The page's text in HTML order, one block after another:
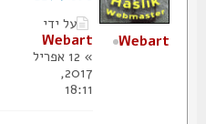
על ידי
Webart
» 12 אפריל
2017,
Webart